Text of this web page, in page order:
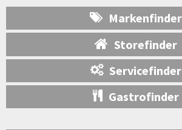
Markenfinder
Storefinder
Servicefinder
Gastrofinder